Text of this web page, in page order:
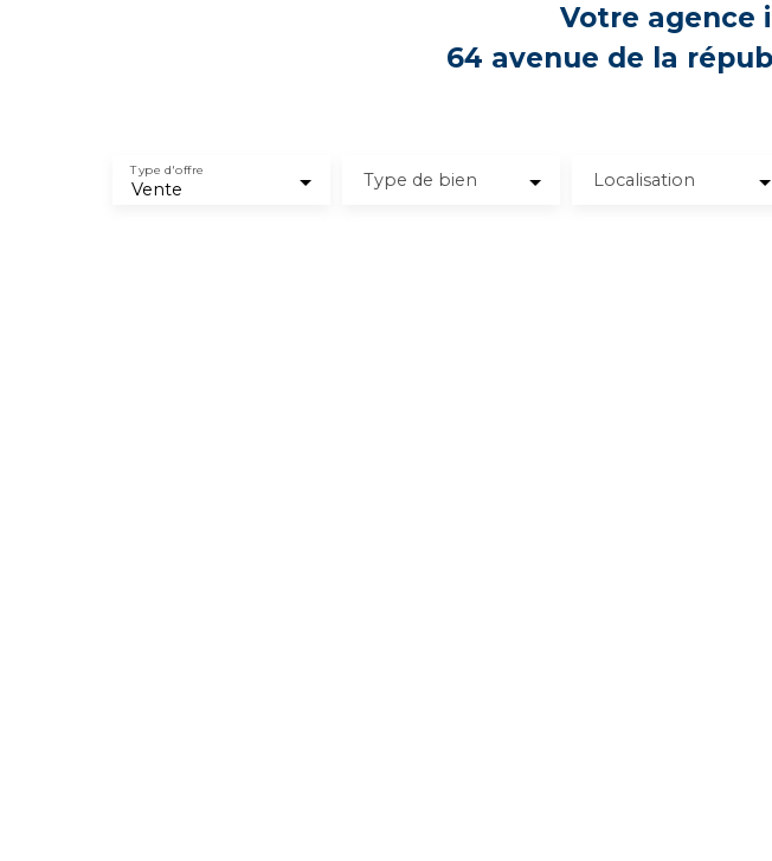
Votre agence
64 avenue de la
Vente
Type d'offre Type de bien Localisation